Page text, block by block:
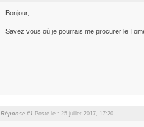
Bonjour,
Savez vous où je pourrais me procurer le
Réponse #1 Posté le : 25 juillet 2017, 17:20.